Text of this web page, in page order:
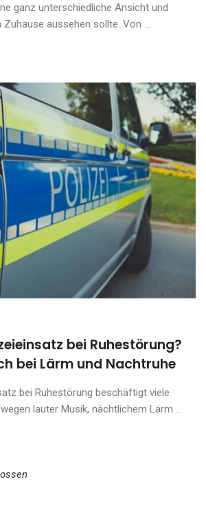
ganz unterschiedliche Ansicht und
aussehen sollte. Von ...
bei Ruhestörung?
bei Lärm und Nachtruhe
bei Ruhestörung beschäftigt viele
lauter Musik, nächtlichem Lärm ...